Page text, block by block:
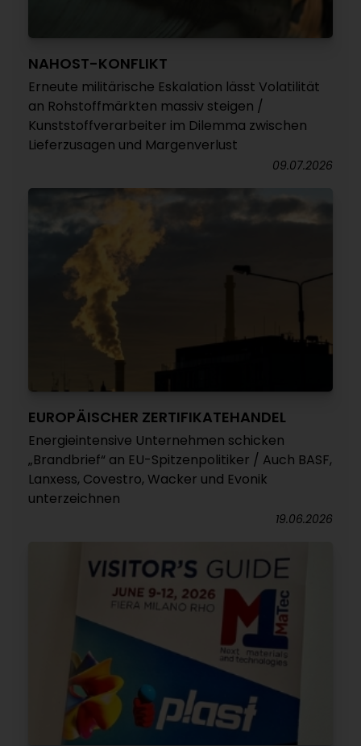
NAHOST-KONFLIKT
Erneute militärische Eskalation lässt Volatilität
an Rohstoffmärkten massiv steigen /
Kunststoffverarbeiter im Dilemma zwischen
Lieferzusagen und Margenverlust
09.07.2026
EUROPÄISCHER ZERTIFIKATEHANDEL
Energieintensive Unternehmen schicken
„Brandbrief“ an EU-Spitzenpolitiker / Auch BASF,
Lanxess, Covestro, Wacker und Evonik
unterzeichnen
19.06.2026